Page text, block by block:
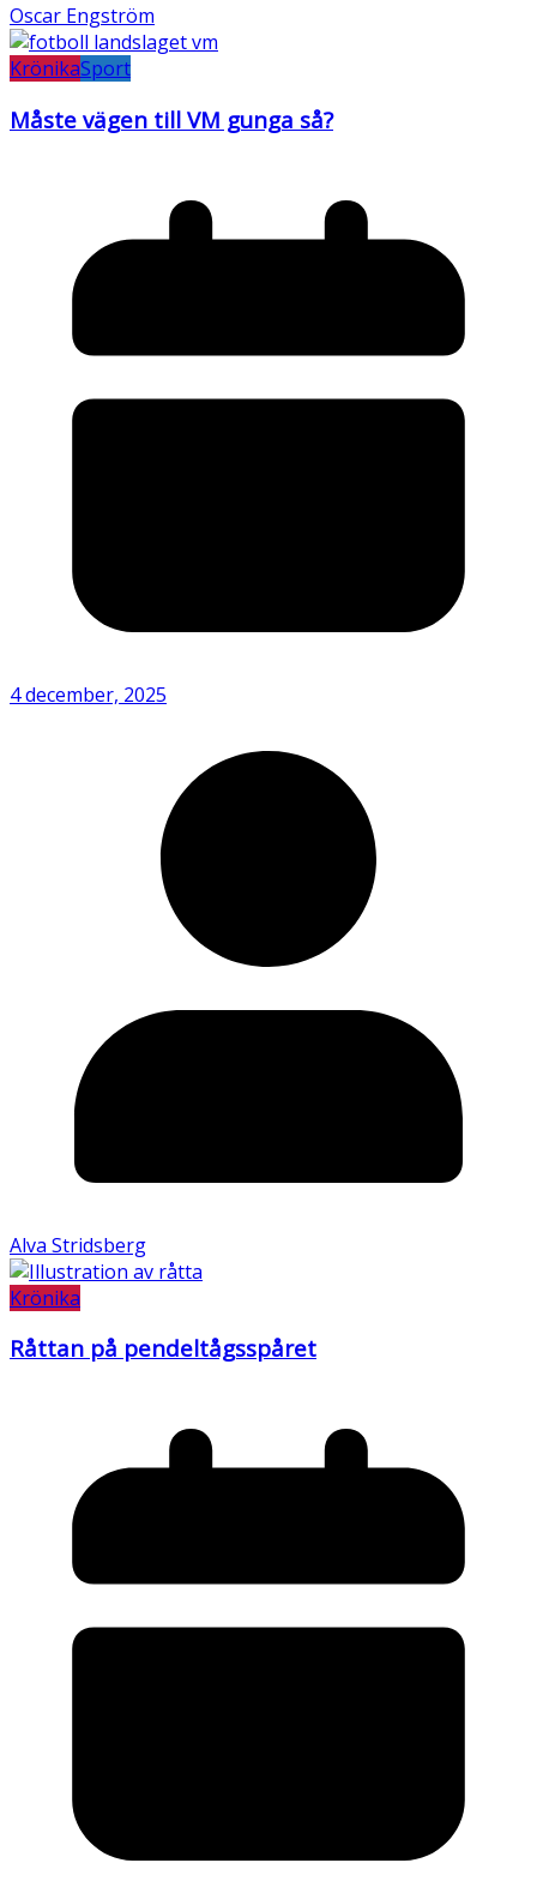
Oscar Engström
KrönikaSport
Måste vägen till VM gunga så?
4 december, 2025
Alva Stridsberg
Krönika
Råttan på pendeltågsspåret